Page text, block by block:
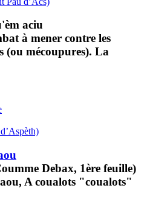
aciu
à mener contre les
(ou mécoupures). La
Debax, 1ère feuille)
A coualots "coualots"